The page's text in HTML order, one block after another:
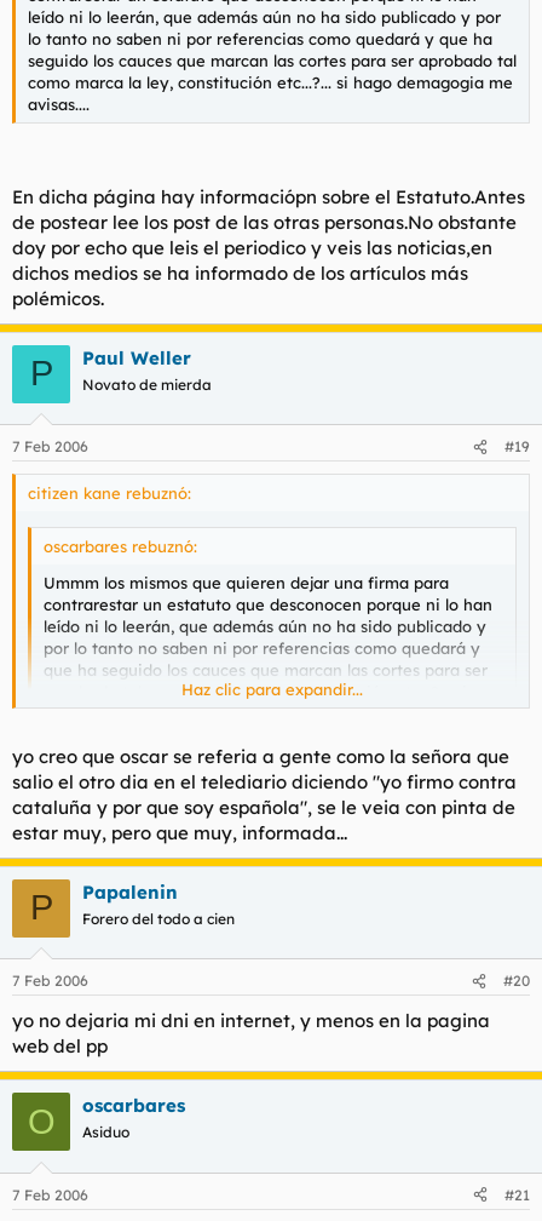
leído ni lo leerán, que además aún no ha sido publicado y por
lo tanto no saben ni por referencias como quedará y que ha
seguido los cauces que marcan las cortes para ser aprobado tal
como marca la ley, constitución etc...?... si hago demagogia me
avisas....
En dicha página hay informaciópn sobre el Estatuto.Antes
de postear lee los post de las otras personas.No obstante
doy por echo que leis el periodico y veis las noticias,en
dichos medios se ha informado de los artículos más
polémicos.
P Paul Weller
Novato de mierda
7 Feb 2006 #19
citizen kane rebuznó:
oscarbares rebuznó:
Ummm los mismos que quieren dejar una firma para
contrarestar un estatuto que desconocen porque ni lo han
leído ni lo leerán, que además aún no ha sido publicado y
por lo tanto no saben ni por referencias como quedará y
que ha seguido los cauces que marcan las cortes para ser
aprobado tal como marca la ley, constitución etc...?... si
hago demagogia me avisas....Haz clic para expandir...
En dicha página hay informaciópn sobre el Estatuto.Antes de
postear lee los post de las otras personas.No obstante doy por
echo que leis el periodico y veis las noticias,en dichos medios
se ha informado de los artículos más polémicos.
Haz clic para expandir...
yo creo que oscar se referia a gente como la señora que
salio el otro dia en el telediario diciendo "yo firmo contra
cataluña y por que soy española", se le veia con pinta de
estar muy, pero que muy, informada...
P Papalenin
Forero del todo a cien
7 Feb 2006 #20
yo no dejaria mi dni en internet, y menos en la pagina
web del pp
O oscarbares
Asiduo
7 Feb 2006 #21